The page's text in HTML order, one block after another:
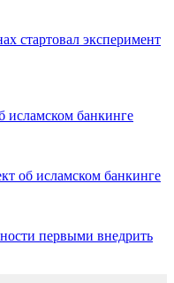
стартовал эксперимент
банкинге
об исламском банкинге
первыми внедрить